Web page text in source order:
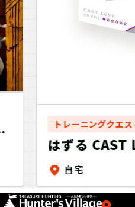
トレーニングクエス
はずる CAST
トラブ～おう
ング＋～
自宅